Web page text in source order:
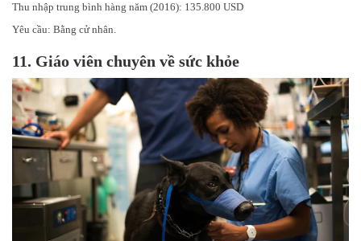
Thu nhập trung bình hàng năm (2016): 135.800 USD
Yêu cầu: Bằng cử nhân.
11. Giáo viên chuyên về sức khỏe